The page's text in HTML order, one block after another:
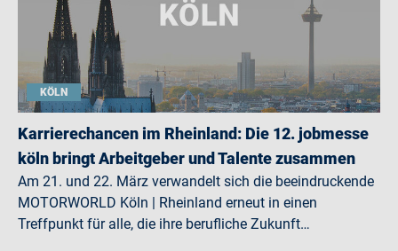
KÖLN
Karrierechancen im Rheinland: Die 12. jobmesse
köln bringt Arbeitgeber und Talente zusammen
Am 21. und 22. März verwandelt sich die beeindruckende
MOTORWORLD Köln | Rheinland erneut in einen
Treffpunkt für alle, die ihre berufliche Zukunft…